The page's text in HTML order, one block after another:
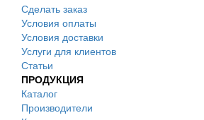
Сделать заказ
Условия оплаты
Условия доставки
Услуги для клиентов
Статьи
ПРОДУКЦИЯ
Каталог
Производители